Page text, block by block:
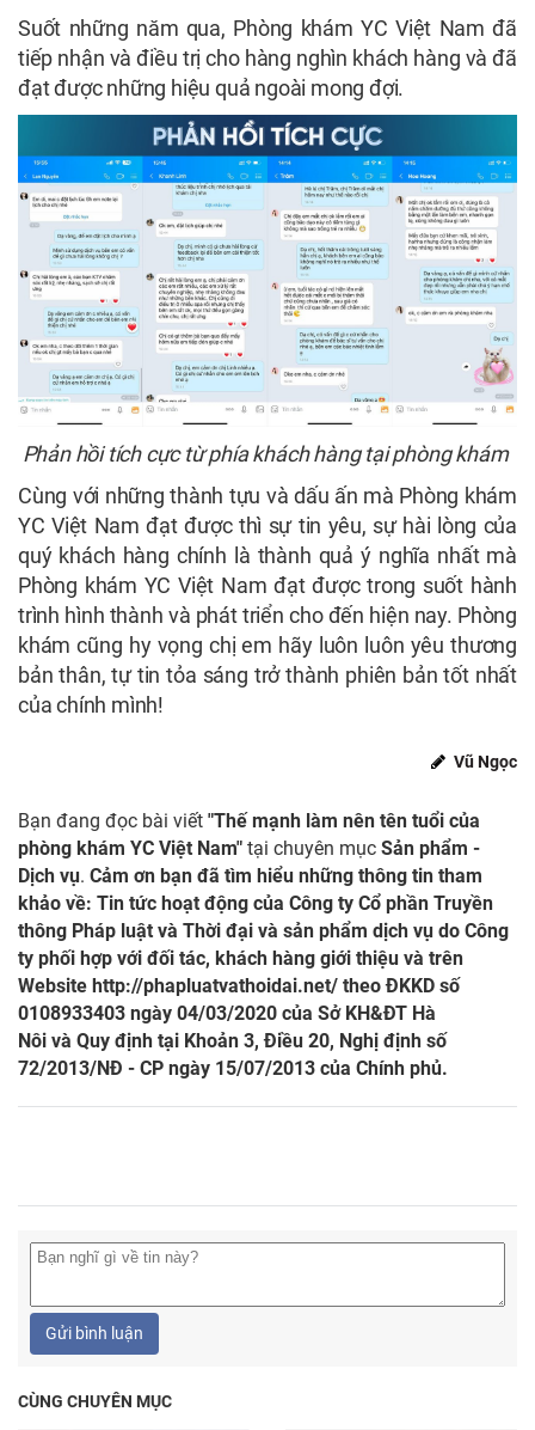
Suốt những năm qua, Phòng khám YC Việt Nam đã
tiếp nhận và điều trị cho hàng nghìn khách hàng và đã
đạt được những hiệu quả ngoài mong đợi.
Phản hồi tích cực từ phía khách hàng tại phòng khám
Cùng với những thành tựu và dấu ấn mà Phòng khám
YC Việt Nam đạt được thì sự tin yêu, sự hài lòng của
quý khách hàng chính là thành quả ý nghĩa nhất mà
Phòng khám YC Việt Nam đạt được trong suốt hành
trình hình thành và phát triển cho đến hiện nay. Phòng
khám cũng hy vọng chị em hãy luôn luôn yêu thương
bản thân, tự tin tỏa sáng trở thành phiên bản tốt nhất
của chính mình!
Vũ Ngọc
Bạn đang đọc bài viết "Thế mạnh làm nên tên tuổi của
phòng khám YC Việt Nam" tại chuyên mục Sản phẩm -
Dịch vụ. Cảm ơn bạn đã tìm hiểu những thông tin tham
khảo về: Tin tức hoạt động của Công ty Cổ phần Truyền
thông Pháp luật và Thời đại và sản phẩm dịch vụ do Công
ty phối hợp với đối tác, khách hàng giới thiệu và trên
Website http://phapluatvathoidai.net/ theo ĐKKD số
0108933403 ngày 04/03/2020 của Sở KH&ĐT Hà
Nôi và Quy định tại Khoản 3, Điều 20, Nghị định số
72/2013/NĐ - CP ngày 15/07/2013 của Chính phủ.
Gửi bình luận
CÙNG CHUYÊN MỤC